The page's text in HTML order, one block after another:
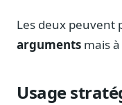
Les deux peuvent
arguments mais
Usage